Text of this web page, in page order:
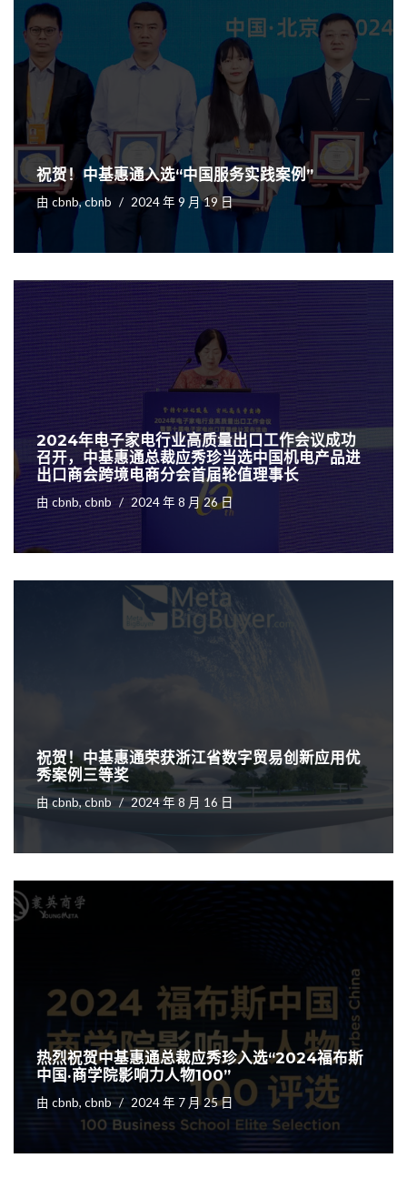
祝贺！中基惠通入选“中国服务实践案例”
由 cbnb, cbnb 2024 年 9 月 19 日
2024年电子家电行业高质量出口工作会议成功
召开，中基惠通总裁应秀珍当选中国机电产品进
出口商会跨境电商分会首届轮值理事长
由 cbnb, cbnb 2024 年 8 月 26 日
祝贺！中基惠通荣获浙江省数字贸易创新应用优
秀案例三等奖
由cbnb, cbnb 2024 年 8 月 16 日
热烈祝贺中基惠通总裁应秀珍入选“2024福布斯
中国·商学院影响力人物100”
由 cbnb, cbnb 2024 年 7 月 25 日